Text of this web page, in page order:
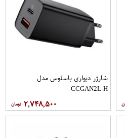
شارژر دیواری باسئوس مدل
CCGAN2L-H
۲,۷۴۸,۵۰۰